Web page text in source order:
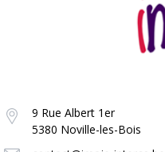
9 Rue Albert 1er
5380 Noville-les-Bois